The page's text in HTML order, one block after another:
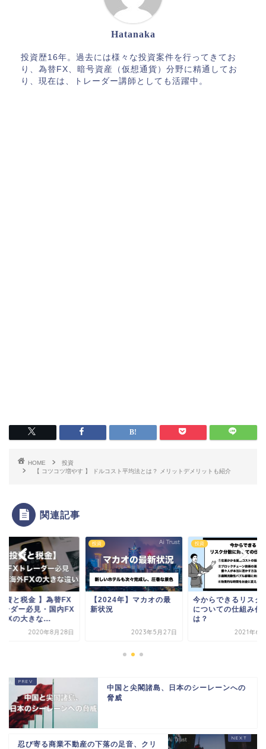
Hatanaka
投資歴16年。過去には様々な投資案件を行ってきてお
り、為替FX、暗号資産（仮想通貨）分野に精通してお
り、現在は、トレーダー講師としても活躍中。
HOME
投資
【 コツコツ増やす 】 ドルコスト平均法とは？ メリットデメリットも紹介
関連記事
資と税金 】為替FX
ーダー必見・国内FX
FXの大きな...
2020年8月28日
投資
【2024年】マカオの最
新状況
2023年5月27日
投資
今からできるリスク
についての仕組み作
は？
2021年6
中国と尖閣諸島、日本のシーレーンへの
脅威
忍び寄る商業不動産の下落の足音、クリ